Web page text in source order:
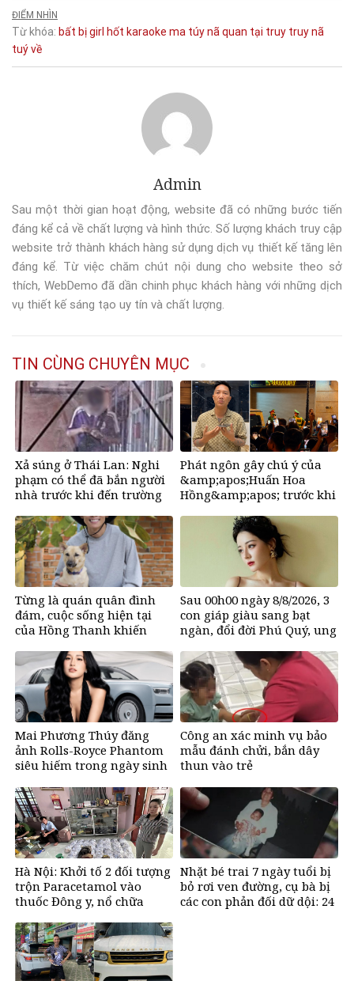
ĐIỂM NHÌN
Từ khóa: bất bịgirl hốt karaoke ma túynã quan tại truy truy nã
tuývề
Admin
Sau một thời gian hoạt động, website đã có những bước tiến
đáng kể cả về chất lượng và hình thức. Số lượng khách truy cập
website trở thành khách hàng sử dụng dịch vụ thiết kế tăng lên
đáng kể. Từ việc chăm chút nội dung cho website theo sở
thích, WebDemo đã dần chinh phục khách hàng với những dịch
vụ thiết kế sáng tạo uy tín và chất lượng.
TIN CÙNG CHUYÊN MỤC
Xả súng ở Thái Lan: Nghi
phạm có thể đã bắn người
nhà trước khi đến trường
Phát ngôn gây chú ý của
&amp;apos;Huấn Hoa
Hồng&amp;apos; trước khi
Từng là quán quân đình
đám, cuộc sống hiện tại
của Hồng Thanh khiến
Sau 00h00 ngày 8/8/2026, 3
con giáp giàu sang bạt
ngàn, đổi đời Phú Quý, ung
càng hưng thịnh sung túc
Mai Phương Thúy đăng
ảnh Rolls-Royce Phantom
siêu hiếm trong ngày sinh
thế giới, giá gần 68 tỷ đồng
Công an xác minh vụ bảo
mẫu đánh chửi, bắn dây
thun vào trẻ
Hà Nội: Khởi tố 2 đối tượng
trộn Paracetamol vào
thuốc Đông y, nổ chữa
Nhặt bé trai 7 ngày tuổi bị
bỏ rơi ven đường, cụ bà bị
các con phản đối dữ dội: 24